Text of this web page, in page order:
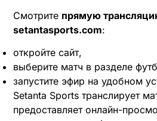
Смотрите прямую
setantasports.com:
откройте сайт,
выберите матч в разделе
запустите эфир на удобном
Setanta Sports транслирует
предоставляет онлайн-